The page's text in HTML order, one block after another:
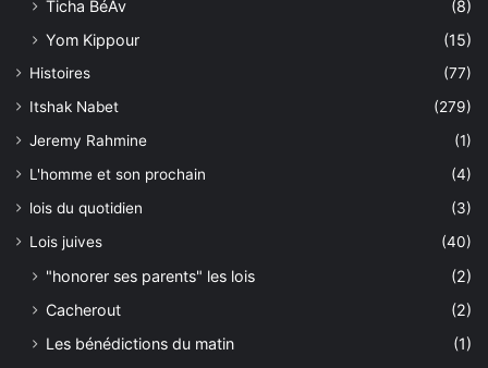
Ticha BéAv
(8)
Yom Kippour
(15)
Histoires
(77)
Itshak Nabet
(279)
Jeremy Rahmine
(1)
L'homme et son prochain
(4)
lois du quotidien
(3)
Lois juives
(40)
"honorer ses parents" les lois
(2)
Cacherout
(2)
Les bénédictions du matin
(1)